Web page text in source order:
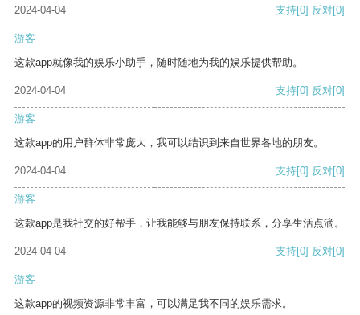
2024-04-04 支持[0] 反对[0]
游客
这款app就像我的娱乐小助手，随时随地为我的娱乐提供帮助。
2024-04-04 支持[0] 反对[0]
游客
这款app的用户群体非常庞大，我可以结识到来自世界各地的朋友。
2024-04-04 支持[0] 反对[0]
游客
这款app是我社交的好帮手，让我能够与朋友保持联系，分享生活点滴。
2024-04-04 支持[0] 反对[0]
游客
这款app的视频资源非常丰富，可以满足我不同的娱乐需求。